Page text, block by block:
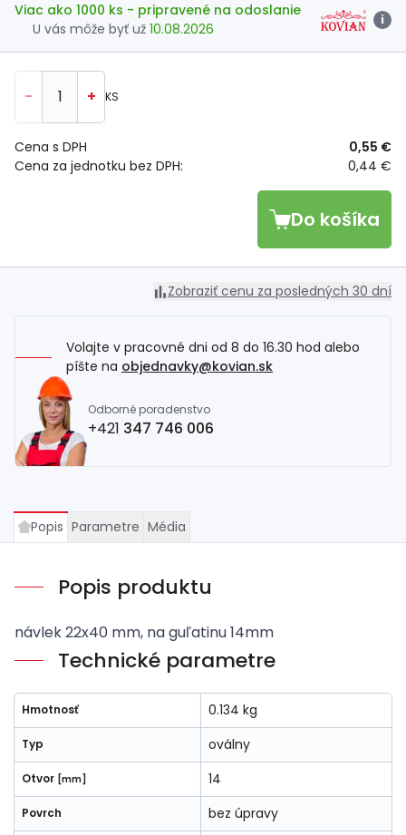
Viac ako 1000 ks - pripravené na odoslanie
U vás môže byť už 10.08.2026
i
- + KS
Cena za jednotku bez DPH: 0,44 €
Cena s DPH 0,55 €
Do košíka
Zobraziť cenu za posledných 30 dní
Volajte v pracovné dni od 8 do 16.30 hod alebo
píšte na objednavky@kovian.sk
Odborné poradenstvo
+421 347 746 006
Popis Parametre Média
Popis produktu
návlek 22x40 mm, na guľatinu 14mm
Technické parametre
Hmotnosť 0.134 kg
Typ oválny
Otvor [mm] 14
Povrch bez úpravy